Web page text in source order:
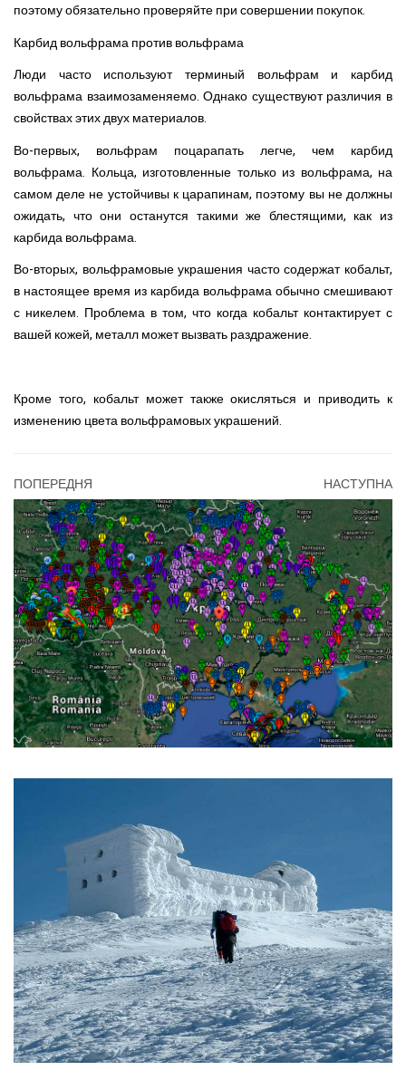
поэтому обязательно проверяйте при совершении покупок.
Карбид вольфрама против вольфрама
Люди часто используют терминый вольфрам и карбид
вольфрама взаимозаменяемо. Однако существуют различия в
свойствах этих двух материалов.
Во-первых, вольфрам поцарапать легче, чем карбид
вольфрама. Кольца, изготовленные только из вольфрама, на
самом деле не устойчивы к царапинам, поэтому вы не должны
ожидать, что они останутся такими же блестящими, как из
карбида вольфрама.
Во-вторых, вольфрамовые украшения часто содержат кобальт,
в настоящее время из карбида вольфрама обычно смешивают
с никелем. Проблема в том, что когда кобальт контактирует с
вашей кожей, металл может вызвать раздражение.
Кроме того, кобальт может также окисляться и приводить к
изменению цвета вольфрамовых украшений.
ПОПЕРЕДНЯ НАСТУПНА